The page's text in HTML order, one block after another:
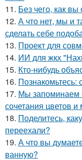
11. Без чего, как
12. А что нет, мы и
сделать себе
13. Проект для
14. ИИ для жкх
15. Кто-нибудь
16. Познакомьтесь:
17. Мы запоминаем
сочетания цветов
18. Поделитесь,
переехали?
19. А что вы
ванную?